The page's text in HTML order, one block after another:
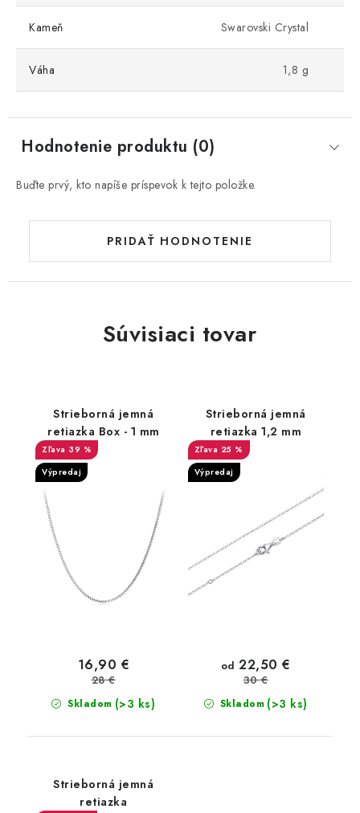
Kameň Swarovski Crystal
Váha 1,8 g
Hodnotenie produktu (0)
Buďte prvý, kto napíše príspevok k tejto položke.
PRIDAŤ HODNOTENIE
Súvisiaci tovar
Strieborná jemná
retiazka Box - 1 mm
39 %
Výpredaj
Skladom (>3 ks)
16,90 €
28 €
Strieborná jemná
retiazka 1,2 mm
25 %
Výpredaj
Skladom (>3 ks)
od 22,50 €
30 €
Strieborná jemná
retiazka